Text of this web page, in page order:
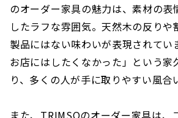
のオーダー家具の魅力は、素材の表
したラフな雰囲気。天然木の反りや
製品にはない味わいが表現されてい
お店にはしたくなかった」という家
り、多くの人が手に取りやすい風合
また、TRIMSOのオーダー家具は、